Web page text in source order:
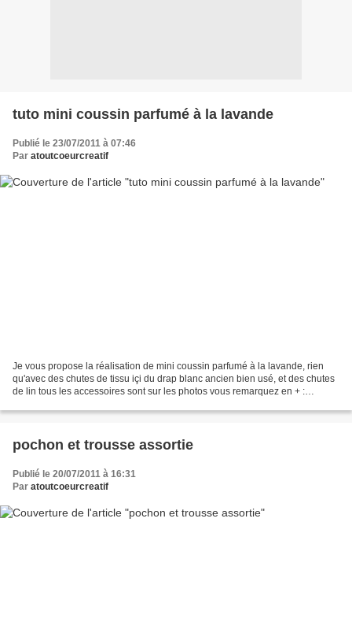
tuto mini coussin parfumé à la lavande
Publié le 23/07/2011 à 07:46
Par atoutcoeurcreatif
Je vous propose la réalisation de mini coussin parfumé à la lavande, rien
qu'avec des chutes de tissu içi du drap blanc ancien bien usé, et des chutes
de lin tous les accessoires sont sur les photos vous remarquez en + :
pochon et trousse assortie
Publié le 20/07/2011 à 16:31
Par atoutcoeurcreatif